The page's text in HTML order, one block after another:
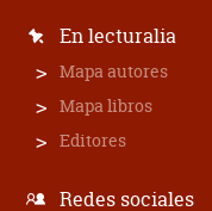
En lecturalia
Mapa autores
Mapa libros
Editores
Redes sociales